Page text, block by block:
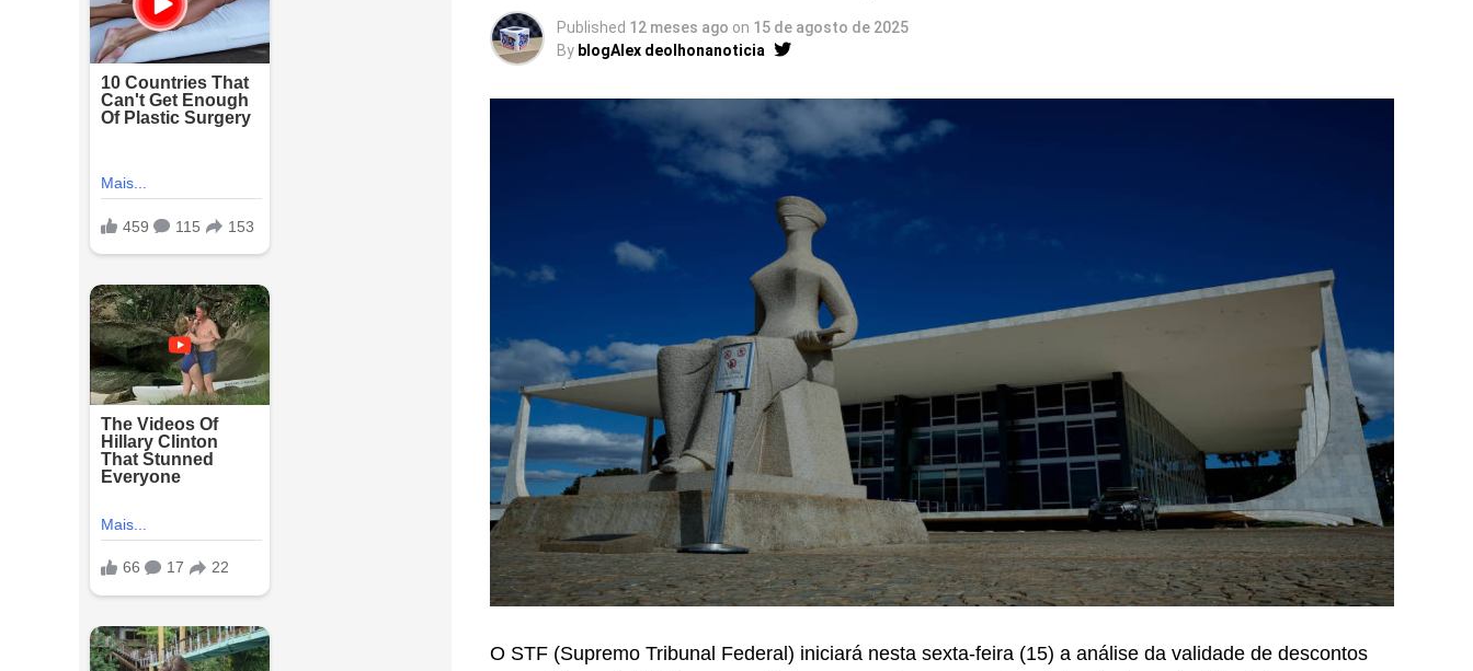
Published 12 meses ago on 15 de agosto de 2025
By blogAlex deolhonanoticia
O STF (Supremo Tribunal Federal) iniciará nesta sexta-feira (15) a análise da validade de descontos